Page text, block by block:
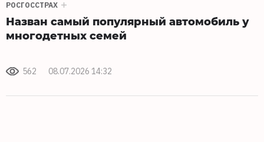
РОСГОССТРАХ
Назван самый популярный автомобиль у
многодетных семей
562 08.07.2026 14:32